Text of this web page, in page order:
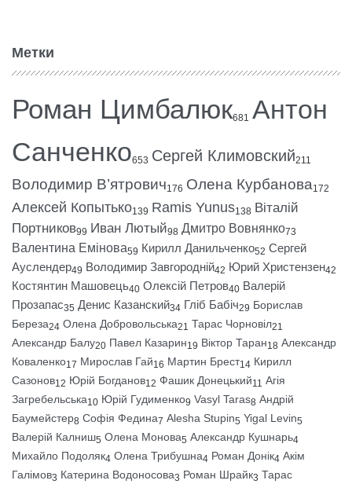
Метки
Роман Цимбалюк681 Антон
Санченко653 Сергей Климовский211
Володимир В’ятрович176 Олена Курбанова172
Алексей Копытько139 Ramis Yunus138 Віталій
Портников99 Иван Лютый98 Дмитро Вовнянко73
Валентина Емінова59 Кирилл Данильченко52 Сергей
Ауслендер49 Володимир Завгородній42 Юрий Христензен42
Костянтин Машовець40 Олексій Петров40 Валерій
Прозапас35 Денис Казанский34 Гліб Бабіч29 Борислав
Береза24 Олена Добровольська21 Тарас Чорновіл21
Александр Балу20 Павел Казарин19 Віктор Таран18 Александр
Коваленко17 Мирослав Гай16 Мартин Брест14 Кирилл
Сазонов12 Юрій Богданов12 Фашик Донецький11 Агія
Загребельська10 Юрій Гудименко9 Vasyl Taras8 Андрій
Баумейстер8 Софія Федина7 Alesha Stupin5 Yigal Levin5
Валерій Калниш5 Олена Монова5 Александр Кушнарь4
Михайло Подоляк4 Олена Трибушна4 Роман Донік4 Акім
Галімов3 Катерина Водоносова3 Роман Шрайк3 Тарас